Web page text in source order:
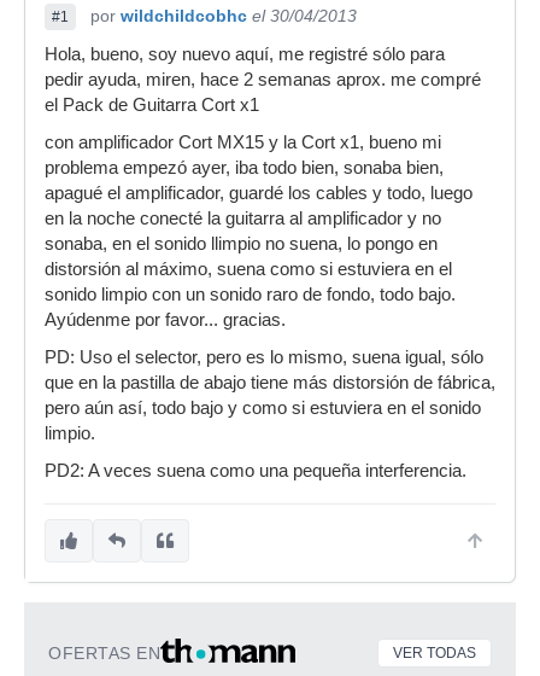
#1 por wildchildcobhc el 30/04/2013
Hola, bueno, soy nuevo aquí, me registré sólo para
pedir ayuda, miren, hace 2 semanas aprox. me compré
el Pack de Guitarra Cort x1
con amplificador Cort MX15 y la Cort x1, bueno mi
problema empezó ayer, iba todo bien, sonaba bien,
apagué el amplificador, guardé los cables y todo, luego
en la noche conecté la guitarra al amplificador y no
sonaba, en el sonido llimpio no suena, lo pongo en
distorsión al máximo, suena como si estuviera en el
sonido limpio con un sonido raro de fondo, todo bajo.
Ayúdenme por favor... gracias.
PD: Uso el selector, pero es lo mismo, suena igual, sólo
que en la pastilla de abajo tiene más distorsión de fábrica,
pero aún así, todo bajo y como si estuviera en el sonido
limpio.
PD2: A veces suena como una pequeña interferencia.
OFERTAS EN VER TODAS